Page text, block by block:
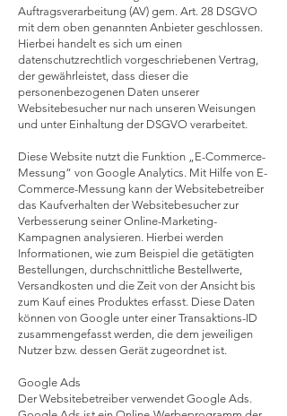
Auftragsverarbeitung (AV) gem. Art. 28 DSGVO
mit dem oben genannten Anbieter geschlossen.
Hierbei handelt es sich um einen
datenschutzrechtlich vorgeschriebenen Vertrag,
der gewährleistet, dass dieser die
personenbezogenen Daten unserer
Websitebesucher nur nach unseren Weisungen
und unter Einhaltung der DSGVO verarbeitet.
Diese Website nutzt die Funktion „E-Commerce-
Messung“ von Google Analytics. Mit Hilfe von E-
Commerce-Messung kann der Websitebetreiber
das Kaufverhalten der Websitebesucher zur
Verbesserung seiner Online-Marketing-
Kampagnen analysieren. Hierbei werden
Informationen, wie zum Beispiel die getätigten
Bestellungen, durchschnittliche Bestellwerte,
Versandkosten und die Zeit von der Ansicht bis
zum Kauf eines Produktes erfasst. Diese Daten
können von Google unter einer Transaktions-ID
zusammengefasst werden, die dem jeweiligen
Nutzer bzw. dessen Gerät zugeordnet ist.
Google Ads
Der Websitebetreiber verwendet Google Ads.